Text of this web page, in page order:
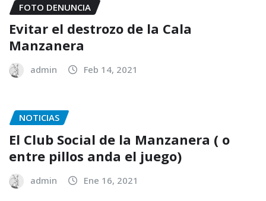
FOTO DENUNCIA
Evitar el destrozo de la Cala
Manzanera
admin Feb 14, 2021
NOTICIAS
El Club Social de la Manzanera ( o
entre pillos anda el juego)
admin Ene 16, 2021